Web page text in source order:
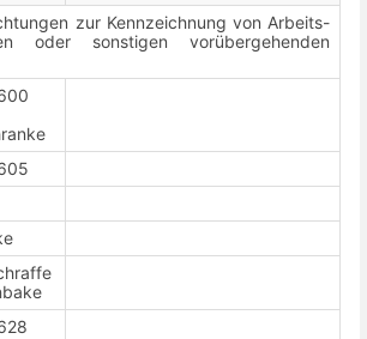
zur Kennzeichnung von Arbeits-
oder sonstigen vorübergehenden